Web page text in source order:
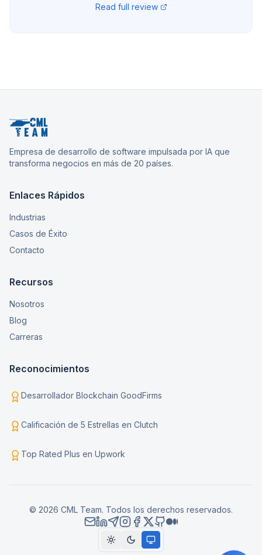
Read full review
Empresa de desarrollo de software impulsada por IA que
transforma negocios en más de 20 países.
Enlaces Rápidos
Industrias
Casos de Éxito
Contacto
Recursos
Nosotros
Blog
Carreras
Reconocimientos
Desarrollador Blockchain GoodFirms
Calificación de 5 Estrellas en Clutch
Top Rated Plus en Upwork
© 2026 CML Team. Todos los derechos reservados.